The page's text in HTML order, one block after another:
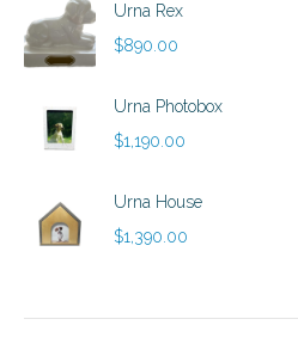
Urna Rex
$890.00
Urna Photobox
$1,190.00
Urna House
$1,390.00